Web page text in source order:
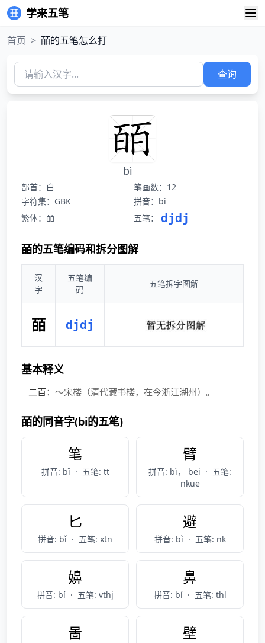
学来五笔
首页 > 皕的五笔怎么打
查询
bì
部首：白
笔画数：12
字符集：GBK
拼音：bi
繁体：皕
五笔： djdj
皕的五笔编码和拆分图解
汉
字
五笔编
码
五笔拆字图解
皕 djdj
基本释义
二百：～宋楼（清代藏书楼，在今浙江湖州）。
皕的同音字(bi的五笔)
笔
拼音: bǐ · 五笔: tt
臂
拼音: bì， bei · 五笔:
nkue
匕
拼音: bǐ · 五笔: xtn
避
拼音: bì · 五笔: nk
嬶
拼音: bí · 五笔: vthj
鼻
拼音: bí · 五笔: thl
啚 壁